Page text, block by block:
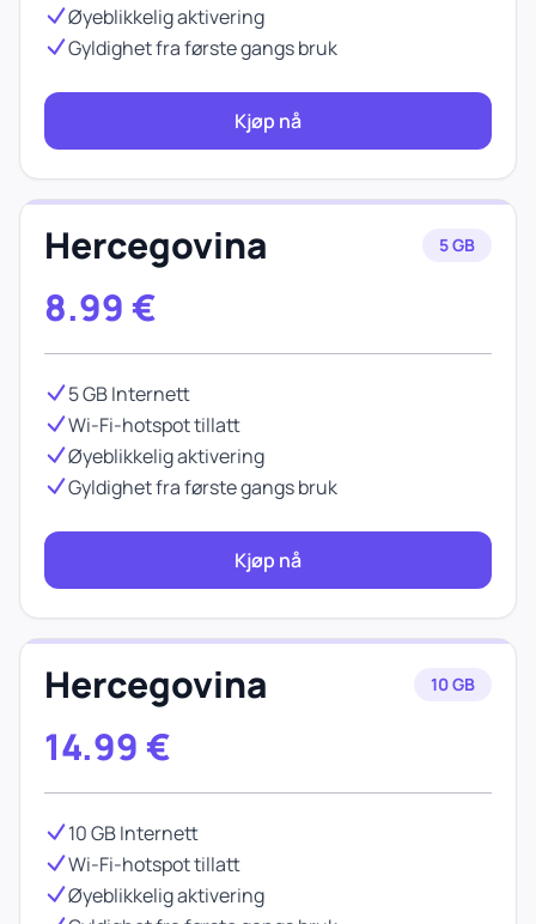
Øyeblikkelig aktivering
Gyldighet fra første gangs bruk
Kjøp nå
Hercegovina 5 GB
8.99 €
5 GB Internett
Wi-Fi-hotspot tillatt
Øyeblikkelig aktivering
Gyldighet fra første gangs bruk
Kjøp nå
Hercegovina 10 GB
14.99 €
10 GB Internett
Wi-Fi-hotspot tillatt
Øyeblikkelig aktivering